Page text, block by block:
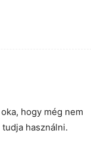
hogy még nem
használni.